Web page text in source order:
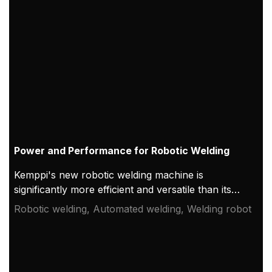
Power and Performance for Robotic Welding
Kemppi's new robotic welding machine is
significantly more efficient and versatile than its
predecessors. The AX MIG Welder is designed to
maximize the potential of any robotic welding
Robotic welding, Automated welding, Welding robot